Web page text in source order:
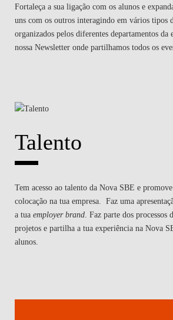
Fortaleça a sua ligação com os alunos e
uns com os outros interagindo em vários tipos
organizados pelos diferentes departamentos da
nossa Newsletter onde partilhamos todos os
Talento
Tem acesso ao talento da Nova SBE e
colocação na tua empresa. Faz uma
a tua employer brand. Faz parte dos processos
projetos e partilha a tua experiência na Nova
alunos.